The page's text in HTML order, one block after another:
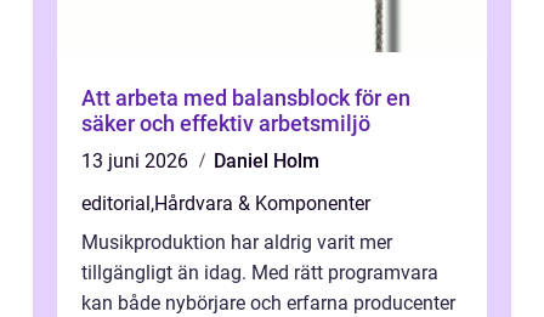
Att arbeta med balansblock för en
säker och effektiv arbetsmiljö
13 juni 2026
Daniel Holm
editorial,Hårdvara & Komponenter
Musikproduktion har aldrig varit mer
tillgängligt än idag. Med rätt programvara
kan både nybörjare och erfarna producenter